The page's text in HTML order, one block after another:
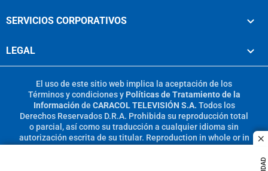
SERVICIOS CORPORATIVOS
LEGAL
El uso de este sitio web implica la aceptación de los
Términos y condicionesy Políticas de Tratamiento de la
Información de CARACOL TELEVISIÓN S.A. Todos los
Derechos Reservados D.R.A. Prohibida su reproducción total
o parcial, así como su traducción a cualquier idioma sin
autorización escrita de su titular. Reproduction in whole or in